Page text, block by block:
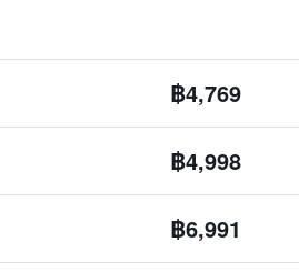
฿4,769
฿4,998
฿6,991